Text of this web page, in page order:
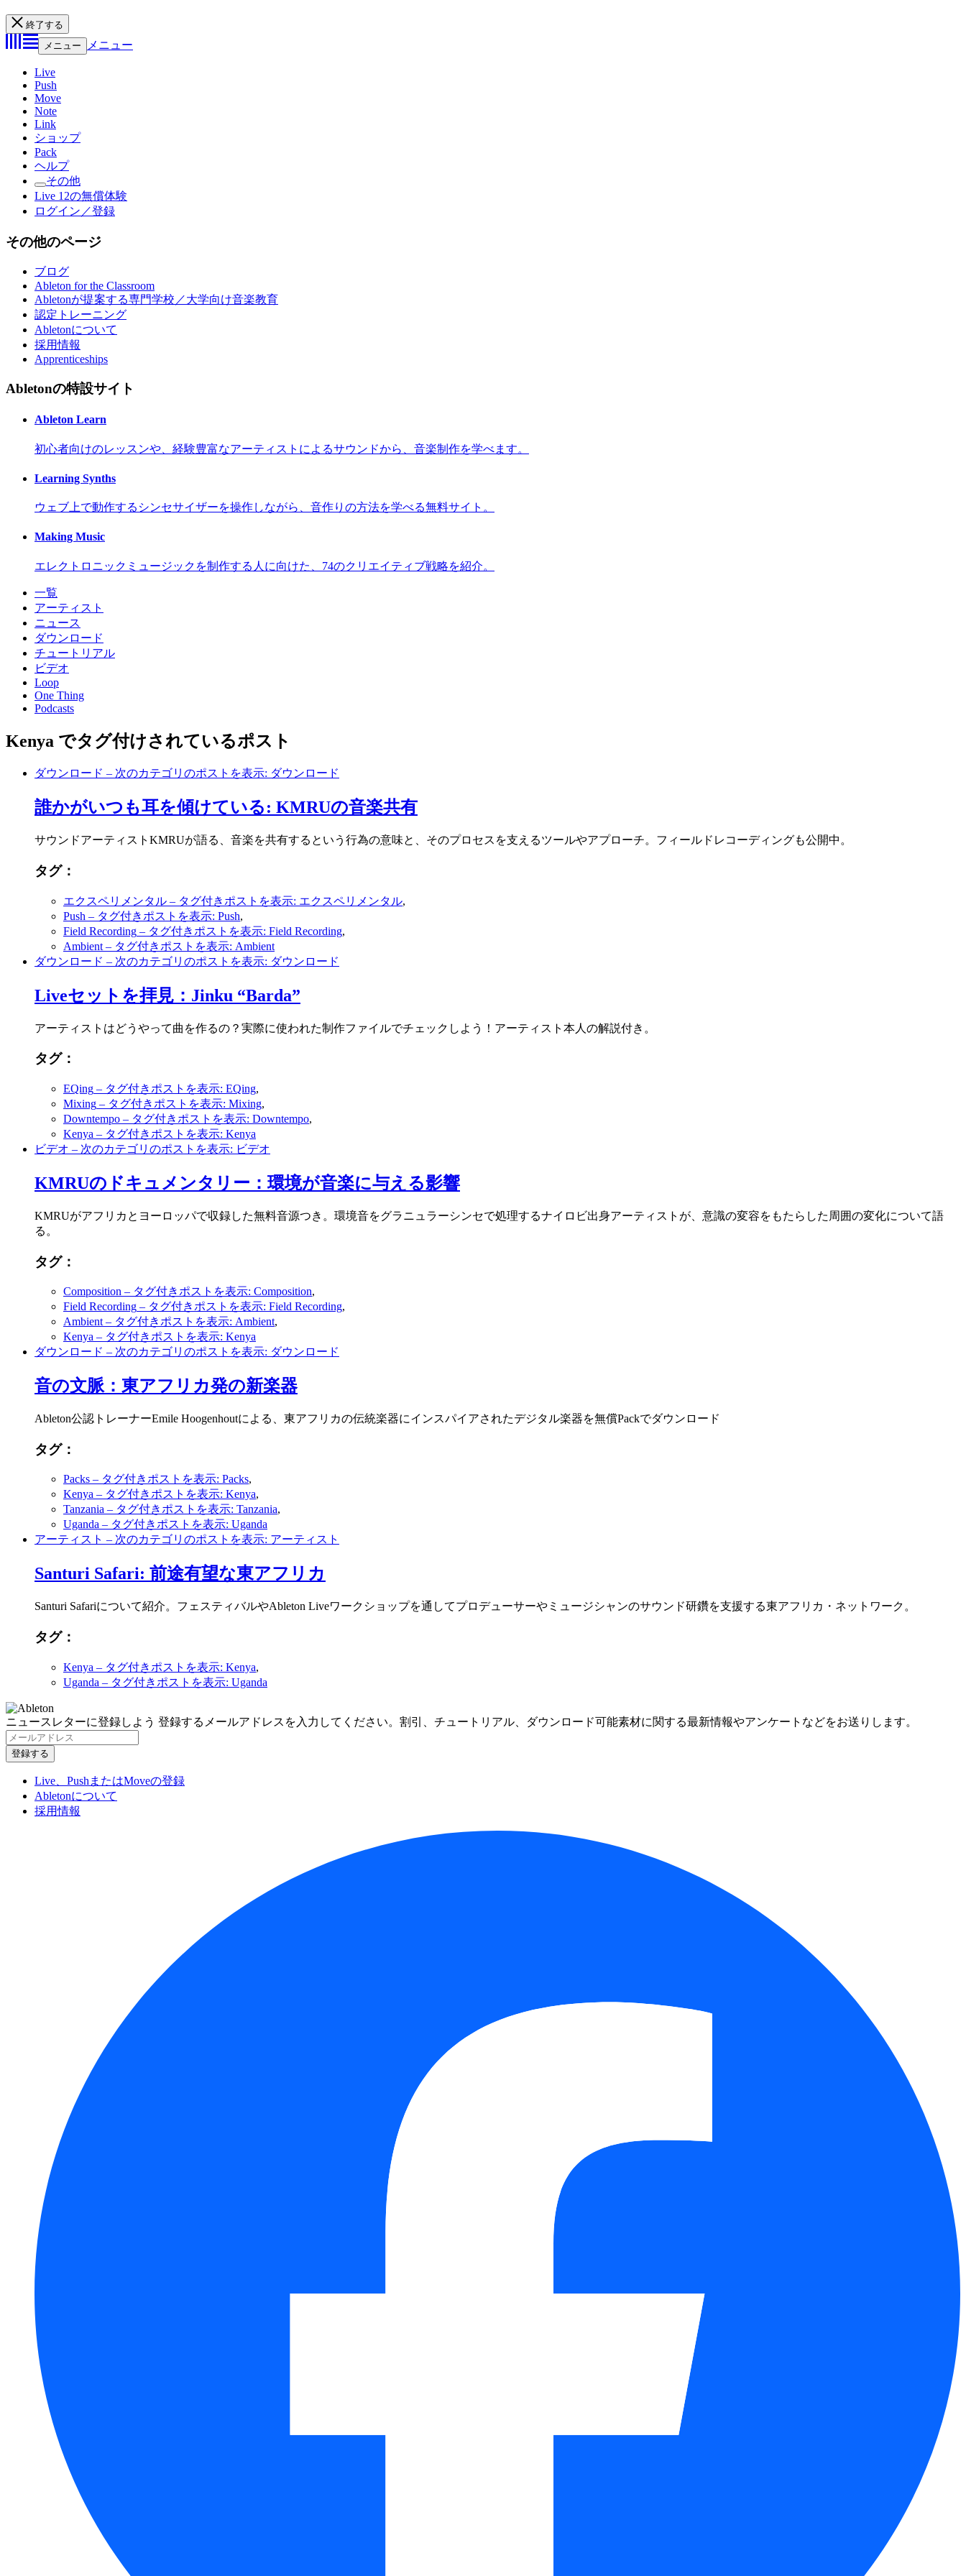
終了する
メニュー
メニュー
Live
Push
Move
Note
Link
ショップ
Pack
ヘルプ
その他
Live 12の無償体験
ログイン／登録
その他のページ
ブログ
Ableton for the Classroom
Abletonが提案する専門学校／大学向け音楽教育
認定トレーニング
Abletonについて
採用情報
Apprenticeships
Abletonの特設サイト
Ableton Learn
初心者向けのレッスンや、経験豊富なアーティストによるサウンドから、音楽制作を学べます。
Learning Synths
ウェブ上で動作するシンセサイザーを操作しながら、音作りの方法を学べる無料サイト。
Making Music
エレクトロニックミュージックを制作する人に向けた、74のクリエイティブ戦略を紹介。
一覧
アーティスト
ニュース
ダウンロード
チュートリアル
ビデオ
Loop
One Thing
Podcasts
Kenya でタグ付けされているポスト
ダウンロード – 次のカテゴリのポストを表示: ダウンロード
誰かがいつも耳を傾けている: KMRUの音楽共有
サウンドアーティストKMRUが語る、音楽を共有するという行為の意味と、そのプロセスを支えるツールやアプローチ。フィールドレコーディングも公開中。
タグ：
エクスペリメンタル – タグ付きポストを表示: エクスペリメンタル,
Push – タグ付きポストを表示: Push,
Field Recording – タグ付きポストを表示: Field Recording,
Ambient – タグ付きポストを表示: Ambient
ダウンロード – 次のカテゴリのポストを表示: ダウンロード
Liveセットを拝見：Jinku “Barda”
アーティストはどうやって曲を作るの？実際に使われた制作ファイルでチェックしよう！アーティスト本人の解説付き。
タグ：
EQing – タグ付きポストを表示: EQing,
Mixing – タグ付きポストを表示: Mixing,
Downtempo – タグ付きポストを表示: Downtempo,
Kenya – タグ付きポストを表示: Kenya
ビデオ – 次のカテゴリのポストを表示: ビデオ
KMRUのドキュメンタリー：環境が音楽に与える影響
KMRUがアフリカとヨーロッパで収録した無料音源つき。環境音をグラニュラーシンセで処理するナイロビ出身アーティストが、意識の変容をもたらした周囲の変化について語
る。
タグ：
Composition – タグ付きポストを表示: Composition,
Field Recording – タグ付きポストを表示: Field Recording,
Ambient – タグ付きポストを表示: Ambient,
Kenya – タグ付きポストを表示: Kenya
ダウンロード – 次のカテゴリのポストを表示: ダウンロード
音の文脈：東アフリカ発の新楽器
Ableton公認トレーナーEmile Hoogenhoutによる、東アフリカの伝統楽器にインスパイアされたデジタル楽器を無償Packでダウンロード
タグ：
Packs – タグ付きポストを表示: Packs,
Kenya – タグ付きポストを表示: Kenya,
Tanzania – タグ付きポストを表示: Tanzania,
Uganda – タグ付きポストを表示: Uganda
アーティスト – 次のカテゴリのポストを表示: アーティスト
Santuri Safari: 前途有望な東アフリカ
Santuri Safariについて紹介。フェスティバルやAbleton Liveワークショップを通してプロデューサーやミュージシャンのサウンド研鑽を支援する東アフリカ・ネットワーク。
タグ：
Kenya – タグ付きポストを表示: Kenya,
Uganda – タグ付きポストを表示: Uganda
ニュースレターに登録しよう 登録するメールアドレスを入力してください。割引、チュートリアル、ダウンロード可能素材に関する最新情報やアンケートなどをお送りします。
Live、PushまたはMoveの登録
Abletonについて
採用情報